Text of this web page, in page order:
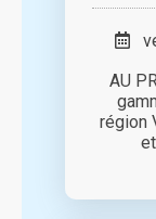
AU
région